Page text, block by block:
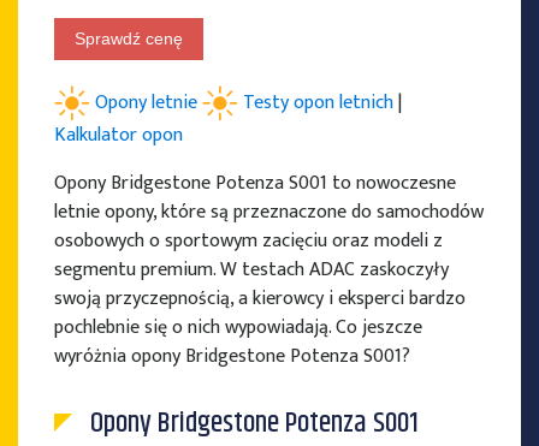
Sprawdź cenę
Opony letnie Testy opon letnich|
Kalkulator opon
Opony Bridgestone Potenza S001 to nowoczesne
letnie opony, które są przeznaczone do samochodów
osobowych o sportowym zacięciu oraz modeli z
segmentu premium. W testach ADAC zaskoczyły
swoją przyczepnością, a kierowcy i eksperci bardzo
pochlebnie się o nich wypowiadają. Co jeszcze
wyróżnia opony Bridgestone Potenza S001?
Opony Bridgestone Potenza S001